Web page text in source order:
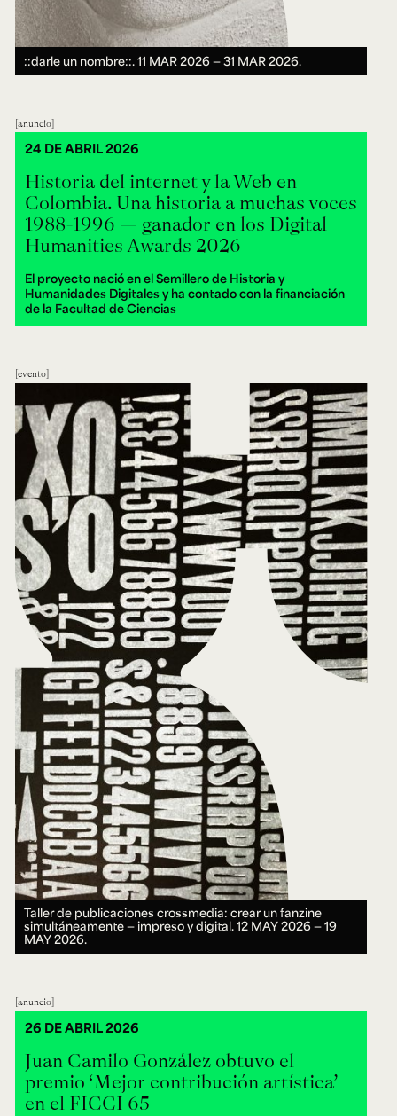
::darle un nombre::.11 MAR 2026 ― 31 MAR 2026.
anuncio
Historia del internet y la Web en
Colombia. Una historia a muchas voces
1988-1996 — ganador en los Digital
Humanities Awards 2026
El proyecto nació en el Semillero de Historia y
Humanidades Digitales y ha contado con la financiación
de la Facultad de Ciencias
24 DE ABRIL 2026
evento
Taller de publicaciones crossmedia: crear un fanzine
simultáneamente — impreso y digital.12 MAY 2026 ― 19
MAY 2026.
anuncio
Juan Camilo González obtuvo el
premio ‘Mejor contribución artística’
en el FICCI 65
26 DE ABRIL 2026